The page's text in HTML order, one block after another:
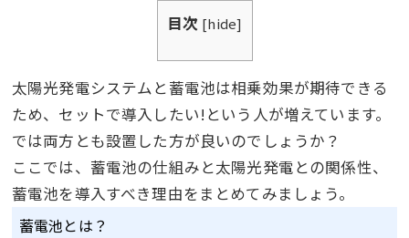
目次 [hide]
太陽光発電システムと蓄電池は相乗効果が期待できる
ため、セットで導入したい! という人が増えています。
では両方とも設置した方が良いのでしょうか？
ここでは、蓄電池の仕組みと太陽光発電との関係性、
蓄電池を導入すべき理由をまとめてみましょう。
蓄電池とは？